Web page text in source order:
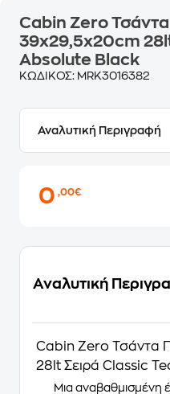
Cabin Zero
39x29,5x20cm
Absolute Black
ΚΩΔΙΚΟΣ: MRK3016382
Αναλυτική Περιγραφή
0,00€
Αναλυτική
Cabin Zero Τσάντα
28lt Σειρά Classic
Μια